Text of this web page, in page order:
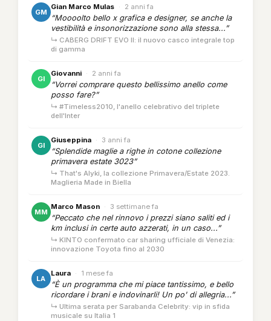
GM
Gian Marco Mulas · 2 anni fa
“Moooolto bello x grafica e designer, se anche la
vestibilità e insonorizzazione sono alla stessa...”
↳ CABERG DRIFT EVO II: il nuovo casco integrale top
di gamma
GI
Giovanni · 2 anni fa
“Vorrei comprare questo bellissimo anello come
posso fare?”
↳ #Timeless2010, l'anello celebrativo del triplete
dell'Inter
GI
Giuseppina · 3 anni fa
“Splendide maglie a righe in cotone collezione
primavera estate 3023”
↳ That's Alyki, la collezione Primavera/Estate 2023.
Maglieria Made in Biella
MM
Marco Mason · 3 settimane fa
“Peccato che nel rinnovo i prezzi siano saliti ed i
km inclusi in certe auto azzerati, in un caso...”
↳ KINTO confermato car sharing ufficiale di Venezia:
innovazione Toyota fino al 2030
LA
Laura · 1 mese fa
“È un programma che mi piace tantissimo, e bello
ricordare i brani e indovinarli! Un po' di allegria...”
↳ Ultima serata per Sarabanda Celebrity: vip in sfida
musicale su Italia 1